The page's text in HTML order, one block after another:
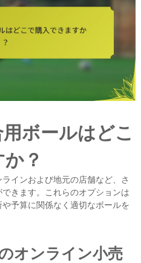
ボールはどこ
？
インおよび地元の店舗など、さ
きます。これらのオプションは
予算に関係なく適切なボールを
オンライン小売